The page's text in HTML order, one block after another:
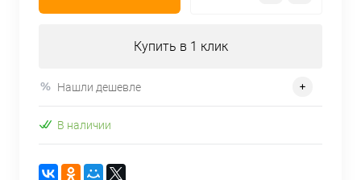
Купить в 1 клик
Нашли дешевле
В наличии